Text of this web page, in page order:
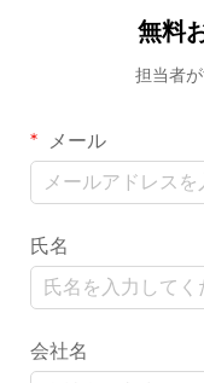
無料
担当者
メール
氏名
会社名